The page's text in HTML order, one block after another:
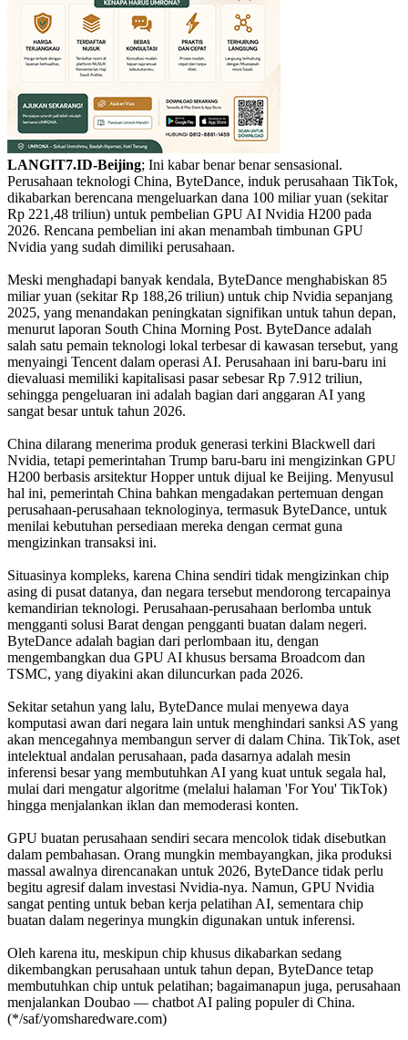
LANGIT7.ID-Beijing; Ini kabar benar benar sensasional.
Perusahaan teknologi China, ByteDance, induk perusahaan TikTok,
dikabarkan berencana mengeluarkan dana 100 miliar yuan (sekitar
Rp 221,48 triliun) untuk pembelian GPU AI Nvidia H200 pada
2026. Rencana pembelian ini akan menambah timbunan GPU
Nvidia yang sudah dimiliki perusahaan.
Meski menghadapi banyak kendala, ByteDance menghabiskan 85
miliar yuan (sekitar Rp 188,26 triliun) untuk chip Nvidia sepanjang
2025, yang menandakan peningkatan signifikan untuk tahun depan,
menurut laporan South China Morning Post. ByteDance adalah
salah satu pemain teknologi lokal terbesar di kawasan tersebut, yang
menyaingi Tencent dalam operasi AI. Perusahaan ini baru-baru ini
dievaluasi memiliki kapitalisasi pasar sebesar Rp 7.912 triliun,
sehingga pengeluaran ini adalah bagian dari anggaran AI yang
sangat besar untuk tahun 2026.
China dilarang menerima produk generasi terkini Blackwell dari
Nvidia, tetapi pemerintahan Trump baru-baru ini mengizinkan GPU
H200 berbasis arsitektur Hopper untuk dijual ke Beijing. Menyusul
hal ini, pemerintah China bahkan mengadakan pertemuan dengan
perusahaan-perusahaan teknologinya, termasuk ByteDance, untuk
menilai kebutuhan persediaan mereka dengan cermat guna
mengizinkan transaksi ini.
Situasinya kompleks, karena China sendiri tidak mengizinkan chip
asing di pusat datanya, dan negara tersebut mendorong tercapainya
kemandirian teknologi. Perusahaan-perusahaan berlomba untuk
mengganti solusi Barat dengan pengganti buatan dalam negeri.
ByteDance adalah bagian dari perlombaan itu, dengan
mengembangkan dua GPU AI khusus bersama Broadcom dan
TSMC, yang diyakini akan diluncurkan pada 2026.
Sekitar setahun yang lalu, ByteDance mulai menyewa daya
komputasi awan dari negara lain untuk menghindari sanksi AS yang
akan mencegahnya membangun server di dalam China. TikTok, aset
intelektual andalan perusahaan, pada dasarnya adalah mesin
inferensi besar yang membutuhkan AI yang kuat untuk segala hal,
mulai dari mengatur algoritme (melalui halaman 'For You' TikTok)
hingga menjalankan iklan dan memoderasi konten.
GPU buatan perusahaan sendiri secara mencolok tidak disebutkan
dalam pembahasan. Orang mungkin membayangkan, jika produksi
massal awalnya direncanakan untuk 2026, ByteDance tidak perlu
begitu agresif dalam investasi Nvidia-nya. Namun, GPU Nvidia
sangat penting untuk beban kerja pelatihan AI, sementara chip
buatan dalam negerinya mungkin digunakan untuk inferensi.
Oleh karena itu, meskipun chip khusus dikabarkan sedang
dikembangkan perusahaan untuk tahun depan, ByteDance tetap
membutuhkan chip untuk pelatihan; bagaimanapun juga, perusahaan
menjalankan Doubao — chatbot AI paling populer di China.
(*/saf/yomsharedware.com)